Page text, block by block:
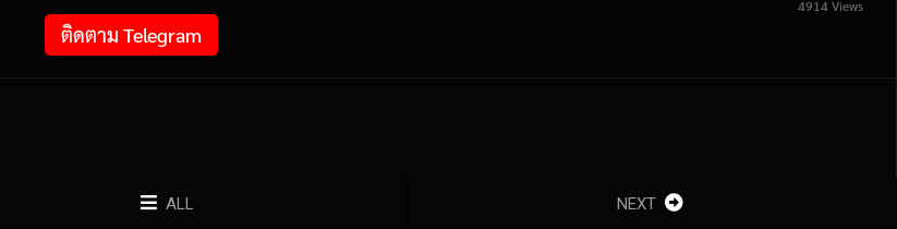
4914 Views
ติดตาม Telegram
ALL NEXT